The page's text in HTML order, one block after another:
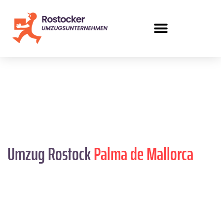
Umzug RostockPalma de Mallorca